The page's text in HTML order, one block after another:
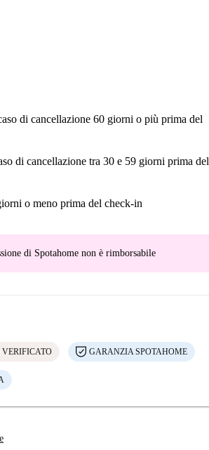
di cancellazione 60 giorni o più prima del
di cancellazione tra 30 e 59 giorni prima del
o meno prima del check-in
di Spotahome non è rimborsabile
VERIFICATO GARANZIA SPOTAHOME